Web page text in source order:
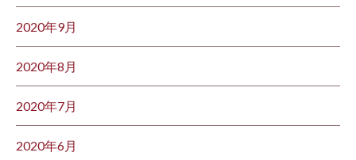
2020年9月
2020年8月
2020年7月
2020年6月